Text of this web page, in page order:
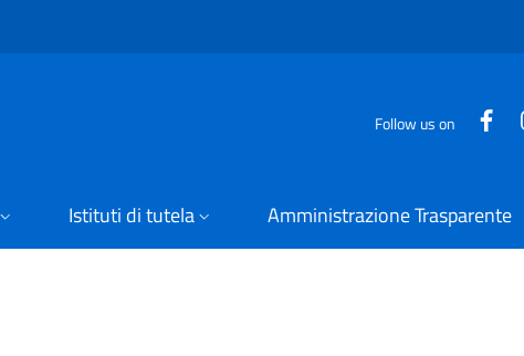
Follow us on
Istituti di tutela Amministrazione Trasparente